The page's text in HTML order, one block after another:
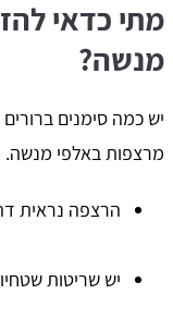
מתי כדאי
מנשה?
יש כמה סימנים
מרצפות באלפי מנשה.
הרצפה נראית
יש שריטות